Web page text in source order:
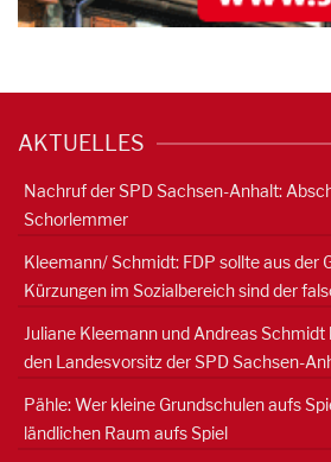
AKTUELLES
Nachruf der SPD Sachsen-Anhalt:
Schorlemmer
Kleemann/ Schmidt: FDP sollte aus der
Kürzungen im Sozialbereich sind der
Juliane Kleemann und Andreas
den Landesvorsitz der SPD Sachsen-
Pähle: Wer kleine Grundschulen aufs
ländlichen Raum aufs Spiel